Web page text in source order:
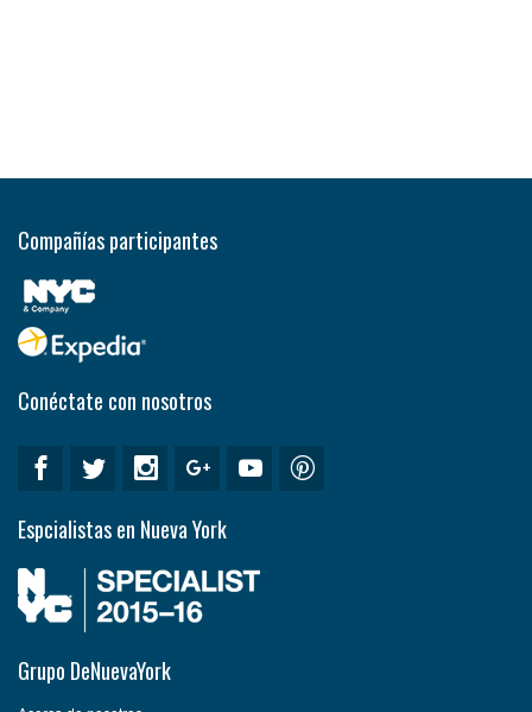
Compañías participantes
Conéctate con nosotros
Espcialistas en Nueva York
Grupo DeNuevaYork